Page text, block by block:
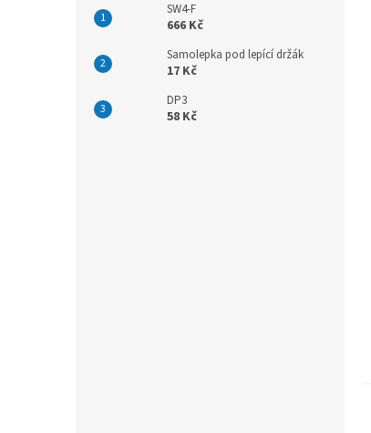
SW4-F
666 Kč
Samolepka pod lepící držák
17 Kč
DP3
58 Kč